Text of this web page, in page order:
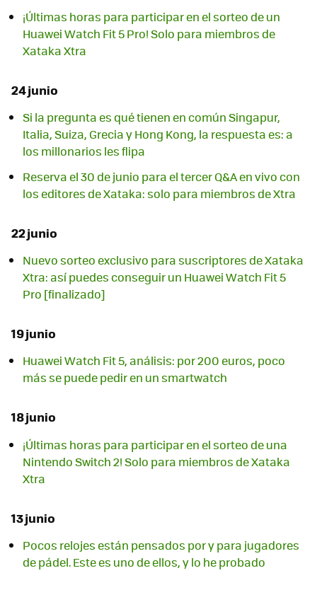
¡Últimas horas para participar en el sorteo de un
Huawei Watch Fit 5 Pro! Solo para miembros de
Xataka Xtra
24 junio
Si la pregunta es qué tienen en común Singapur,
Italia, Suiza, Grecia y Hong Kong, la respuesta es: a
los millonarios les flipa
Reserva el 30 de junio para el tercer Q&A en vivo con
los editores de Xataka: solo para miembros de Xtra
22 junio
Nuevo sorteo exclusivo para suscriptores de Xataka
Xtra: así puedes conseguir un Huawei Watch Fit 5
Pro [finalizado]
19 junio
Huawei Watch Fit 5, análisis: por 200 euros, poco
más se puede pedir en un smartwatch
18 junio
¡Últimas horas para participar en el sorteo de una
Nintendo Switch 2! Solo para miembros de Xataka
Xtra
13 junio
Pocos relojes están pensados por y para jugadores
de pádel. Este es uno de ellos, y lo he probado